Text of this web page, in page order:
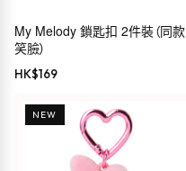
My Melody 鎖匙扣 2件裝（同款
笑臉）
HK$169
NEW